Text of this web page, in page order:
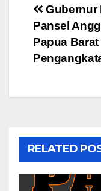
Post
Gubernur
Pansel
Papua
RELATED